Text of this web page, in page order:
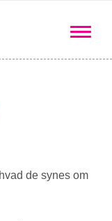
de synes om